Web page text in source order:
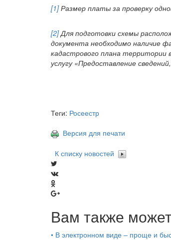
[1]Размер платы за проверку
[2]Для подготовки схемы
документа необходимо наличие
кадастрового плана территории
услугу «Предоставление
Теги: Росеестр
Версия для печати
К списку новостей
Вам также
• В электронном виде – проще и